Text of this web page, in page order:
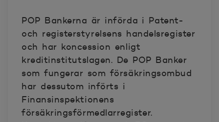
POP Bankerna är införda i Patent-
och registerstyrelsens handelsregister
och har koncession enligt
kreditinstitutslagen. De POP Banker
som fungerar som försäkringsombud
har dessutom införts i
Finansinspektionens
försäkringsförmedlarregister.